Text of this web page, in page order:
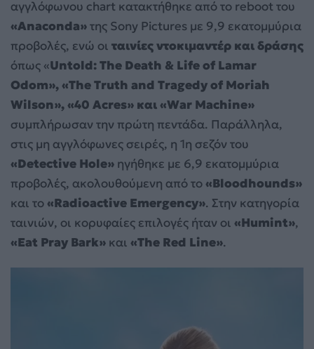
αγγλόφωνου chart κατακτήθηκε από το reboot του
«Anaconda»της Sony Pictures με 9,9 εκατομμύρια
προβολές, ενώ οι ταινίες ντοκιμαντέρ και δράσης
όπως «Untold: The Death & Life of Lamar
Odom», «The Truth and Tragedy of Moriah
Wilson», «40 Acres» και «War Machine»
συμπλήρωσαν την πρώτη πεντάδα. Παράλληλα,
στις μη αγγλόφωνες σειρές, η 1η σεζόν του
«Detective Hole» ηγήθηκε με 6,9 εκατομμύρια
προβολές, ακολουθούμενη από το«Bloodhounds»
και το«Radioactive Emergency». Στην κατηγορία
ταινιών, οι κορυφαίες επιλογές ήταν οι «Humint»,
«Eat Pray Bark» και «The Red Line».